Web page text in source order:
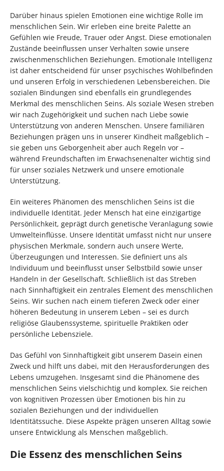
Darüber hinaus spielen Emotionen eine wichtige Rolle im
menschlichen Sein. Wir erleben eine breite Palette an
Gefühlen wie Freude, Trauer oder Angst. Diese emotionalen
Zustände beeinflussen unser Verhalten sowie unsere
zwischenmenschlichen Beziehungen. Emotionale Intelligenz
ist daher entscheidend für unser psychisches Wohlbefinden
und unseren Erfolg in verschiedenen Lebensbereichen. Die
sozialen Bindungen sind ebenfalls ein grundlegendes
Merkmal des menschlichen Seins. Als soziale Wesen streben
wir nach Zugehörigkeit und suchen nach Liebe sowie
Unterstützung von anderen Menschen. Unsere familiären
Beziehungen prägen uns in unserer Kindheit maßgeblich –
sie geben uns Geborgenheit aber auch Regeln vor –
während Freundschaften im Erwachsenenalter wichtig sind
für unser soziales Netzwerk und unsere emotionale
Unterstützung.
Ein weiteres Phänomen des menschlichen Seins ist die
individuelle Identität. Jeder Mensch hat eine einzigartige
Persönlichkeit, geprägt durch genetische Veranlagung sowie
Umwelteinflüsse. Unsere Identität umfasst nicht nur unsere
physischen Merkmale, sondern auch unsere Werte,
Überzeugungen und Interessen. Sie definiert uns als
Individuum und beeinflusst unser Selbstbild sowie unser
Handeln in der Gesellschaft. Schließlich ist das Streben
nach Sinnhaftigkeit ein zentrales Element des menschlichen
Seins. Wir suchen nach einem tieferen Zweck oder einer
höheren Bedeutung in unserem Leben – sei es durch
religiöse Glaubenssysteme, spirituelle Praktiken oder
persönliche Lebensziele.
Das Gefühl von Sinnhaftigkeit gibt unserem Dasein einen
Zweck und hilft uns dabei, mit den Herausforderungen des
Lebens umzugehen. Insgesamt sind die Phänomene des
menschlichen Seins vielschichtig und komplex. Sie reichen
von kognitiven Prozessen über Emotionen bis hin zu
sozialen Beziehungen und der individuellen
Identitätssuche. Diese Aspekte prägen unseren Alltag sowie
unsere Entwicklung als Menschen maßgeblich.
Die Essenz des menschlichen Seins